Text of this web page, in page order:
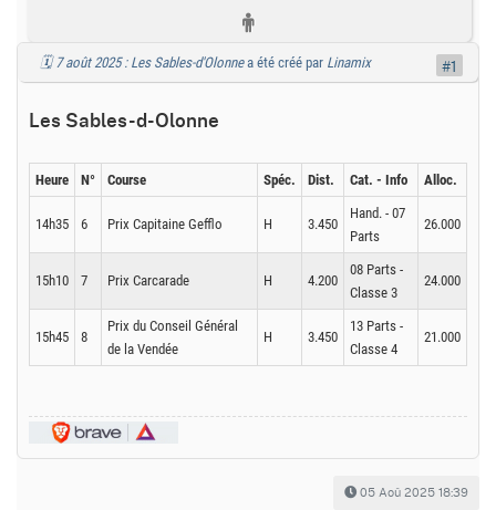
🗓️ 7 août 2025 : Les Sables-d'Olonnea été créé par Linamix
Les Sables-d-Olonne
Heure N° Course Spéc. Dist. Cat. - Info Alloc.
14h35 6 Prix Capitaine Gefflo H 3.450
Hand. - 07
Parts
26.000
15h10 7 Prix Carcarade H 4.200
08 Parts -
Classe 3
24.000
15h45 8
Prix du Conseil Général
de la Vendée
H 3.450
13 Parts -
Classe 4
21.000
05 Aoû 2025 18:39
#1